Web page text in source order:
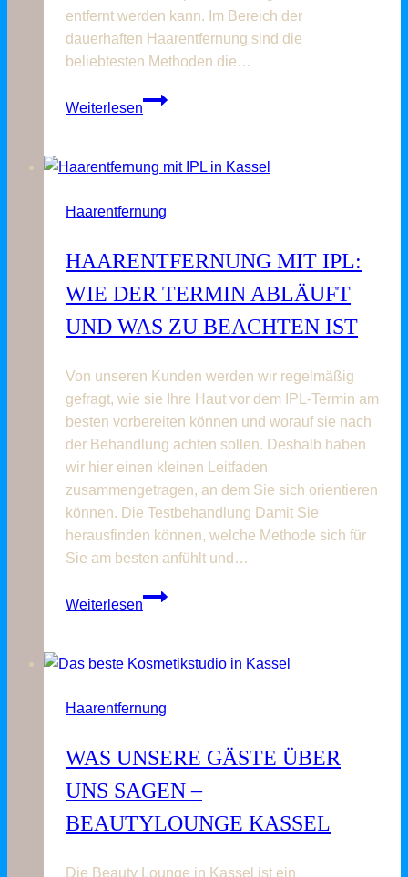
entfernt werden kann. Im Bereich der
dauerhaften Haarentfernung sind die
beliebtesten Methoden die…
Weiterlesen
Methodenvergleich:
zwischen
und
Haarentfernung
HAARENTFERNUNG MIT IPL:
WIE DER TERMIN ABLÄUFT
UND WAS ZU BEACHTEN IST
Von unseren Kunden werden wir regelmäßig
gefragt, wie sie Ihre Haut vor dem IPL-Termin am
besten vorbereiten können und worauf sie nach
der Behandlung achten sollen. Deshalb haben
wir hier einen kleinen Leitfaden
zusammengetragen, an dem Sie sich orientieren
können. Die Testbehandlung Damit Sie
herausfinden können, welche Methode sich für
Sie am besten anfühlt und…
Weiterlesen
Haarentfernung
Wie
Termin
und
zu
beachten
Haarentfernung
WAS UNSERE GÄSTE ÜBER
UNS SAGEN –
BEAUTYLOUNGE KASSEL
Die Beauty Lounge in Kassel ist ein